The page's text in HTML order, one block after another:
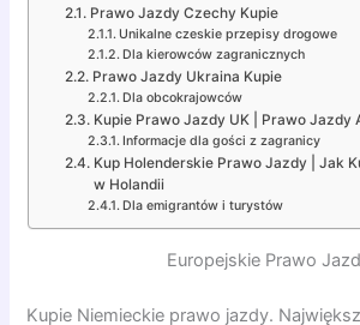
Prawo Jazdy Czechy Kupie
Unikalne czeskie przepisy drogowe
Dla kierowców zagranicznych
Prawo Jazdy Ukraina Kupie
Dla obcokrajowców
Kupie Prawo Jazdy UK | Prawo Jazdy
Informacje dla gości z zagranicy
Kup Holenderskie Prawo Jazdy | Jak
w Holandii
Dla emigrantów i turystów
Europejskie Prawo
Kupie Niemieckie prawo jazdy.